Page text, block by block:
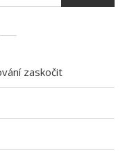
zaskočit